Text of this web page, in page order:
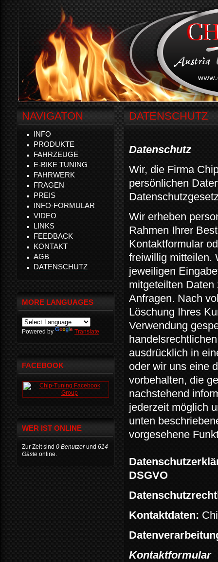
DATENSCHUTZ
Datenschutz
Wir, die Firma
persönlichen
Wir erheben
Rahmen Ihrer
Kontaktformular
freiwillig mitteilen.
jeweiligen
mitgeteilten
Anfragen. Nach
Löschung Ihres
Verwendung
ausdrücklich in
oder wir uns eine
vorbehalten, die
nachstehend
jederzeit möglich
unten
vorgesehene
DSGVO
Kontaktdaten:
Kontaktformular
NAVIGATON
INFO
PRODUKTE
FAHRZEUGE
E-BIKE TUNING
FAHRWERK
FRAGEN
PREIS
INFO-FORMULAR
VIDEO
LINKS
FEEDBACK
KONTAKT
AGB
DATENSCHUTZ
MORE LANGUAGES
Powered by Translate
FACEBOOK
WER IST ONLINE
Zur Zeit sind 0 Benutzerund 614
Gäste online.